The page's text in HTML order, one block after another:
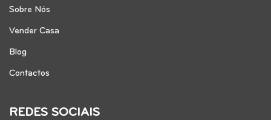
Sobre Nós
Vender Casa
Blog
Contactos
REDES SOCIAIS